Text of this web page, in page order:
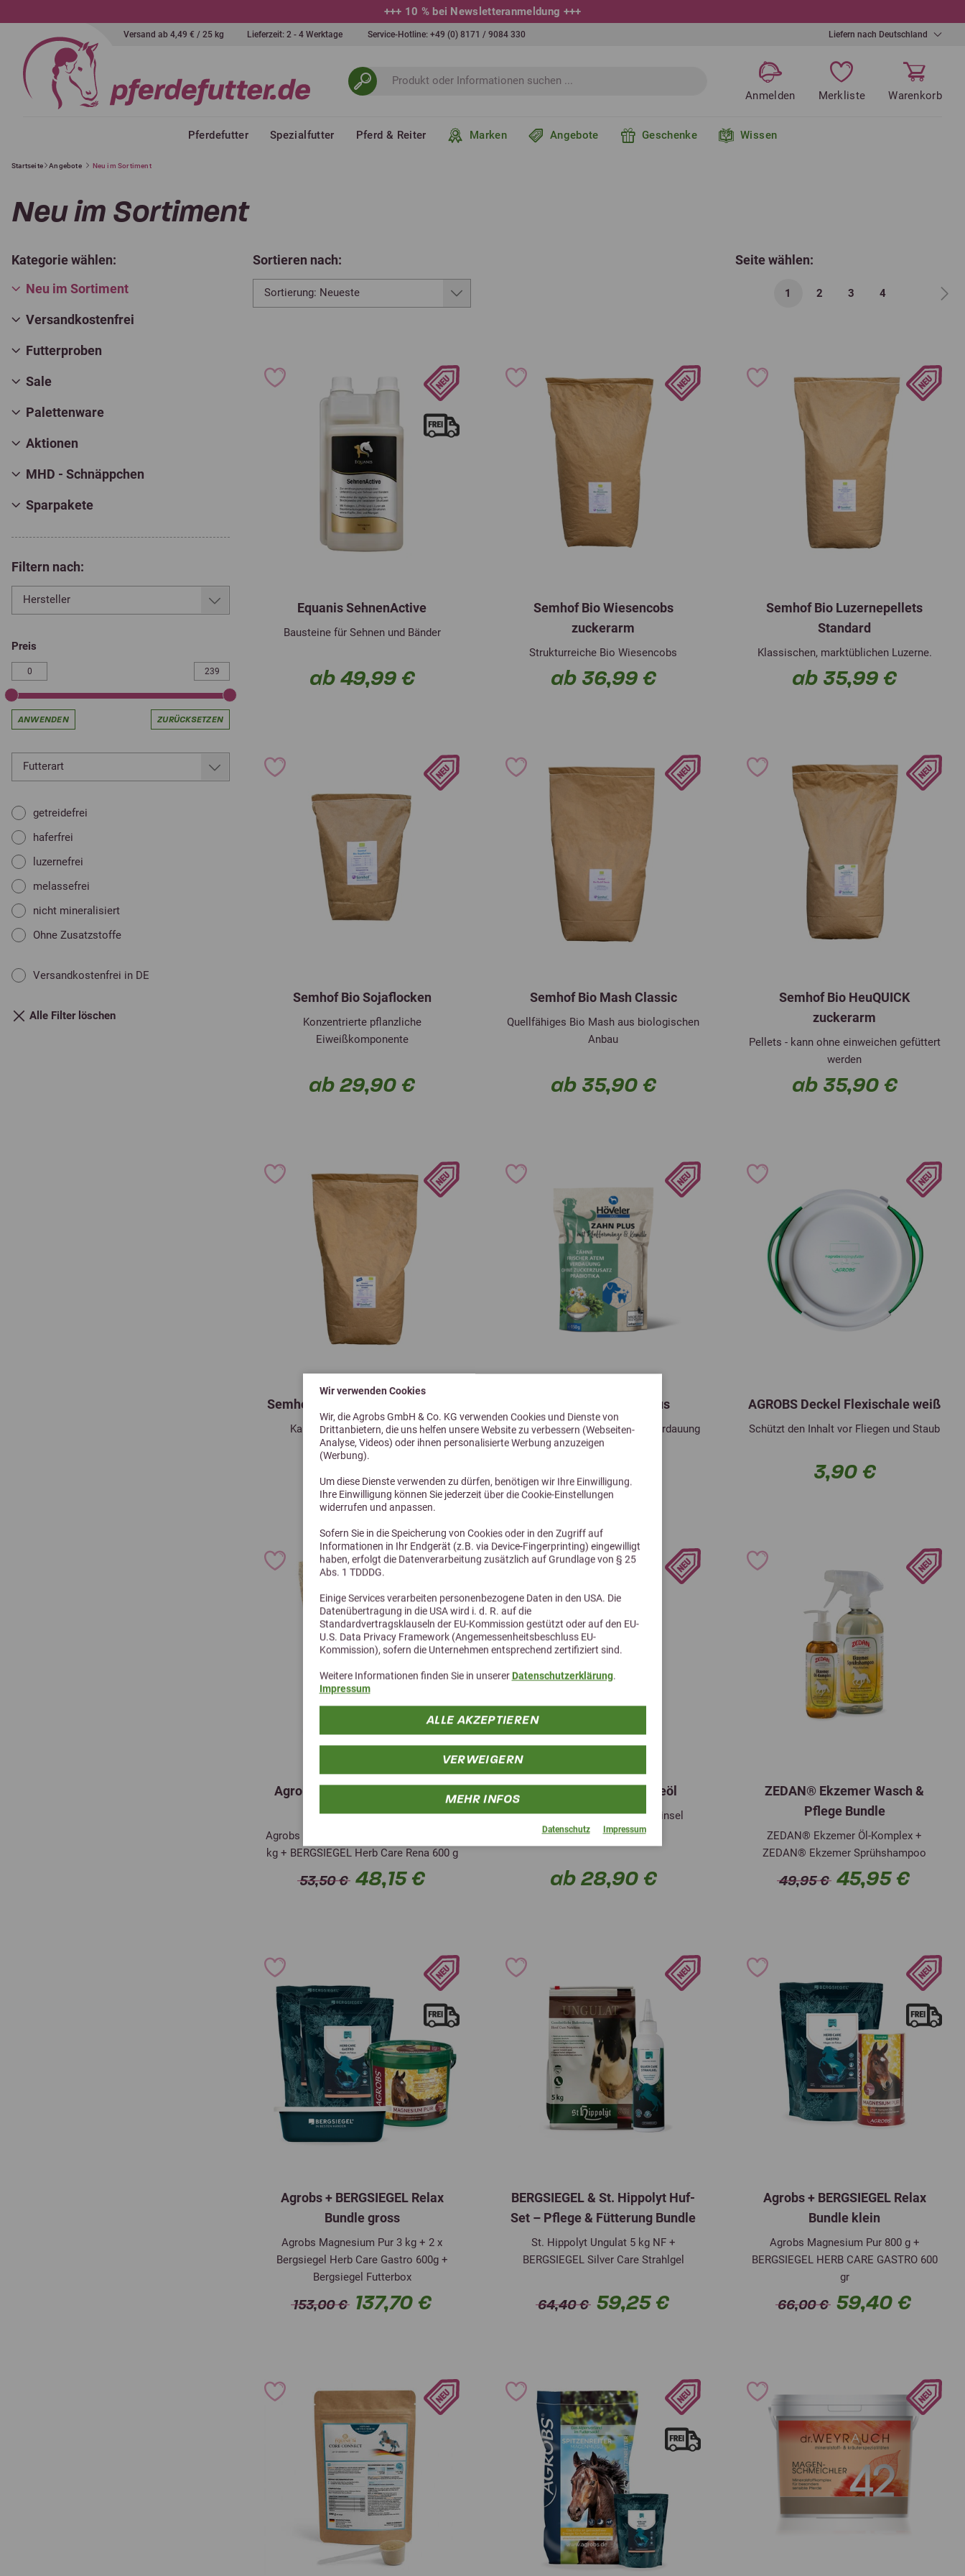
Wir verwenden Cookies
Wir, die Agrobs GmbH & Co. KG verwenden Cookies und Dienste von
Drittanbietern, die uns helfen unsere Website zu verbessern (Webseiten-
Analyse, Videos) oder ihnen personalisierte Werbung anzuzeigen
(Werbung).
Um diese Dienste verwenden zu dürfen, benötigen wir Ihre Einwilligung.
Ihre Einwilligung können Sie jederzeit über die Cookie-Einstellungen
widerrufen und anpassen.
Sofern Sie in die Speicherung von Cookies oder in den Zugriff auf
Informationen in Ihr Endgerät (z.B. via Device-Fingerprinting) eingewilligt
haben, erfolgt die Datenverarbeitung zusätzlich auf Grundlage von § 25
Abs. 1 TDDDG.
Einige Services verarbeiten personenbezogene Daten in den USA. Die
Datenübertragung in die USA wird i. d. R. auf die
Standardvertragsklauseln der EU-Kommission gestützt oder auf den EU-
U.S. Data Privacy Framework (Angemessenheitsbeschluss EU-
Kommission), sofern die Unternehmen entsprechend zertifiziert sind.
Weitere Informationen finden Sie in unserer Datenschutzerklärung.
Impressum
ALLE AKZEPTIEREN
VERWEIGERN
MEHR INFOS
Datenschutz Impressum
+++ 10 % bei Newsletteranmeldung +++
Versand ab 4,49 € / 25 kg Lieferzeit: 2 - 4 Werktage Service-Hotline: +49 (0) 8171 / 9084 330 Liefern nach Deutschland
Anmelden Merkliste Warenkorb
Pferdefutter Spezialfutter Pferd & Reiter Marken Angebote Geschenke Wissen
Startseite Angebote Neu im Sortiment
Neu im Sortiment
Kategorie wählen:
Neu im Sortiment
Versandkostenfrei
Futterproben
Sale
Palettenware
Aktionen
MHD - Schnäppchen
Sparpakete
Filtern nach:
Hersteller
Preis
ANWENDEN ZURÜCKSETZEN
Futterart
getreidefrei
haferfrei
luzernefrei
melassefrei
nicht mineralisiert
Ohne Zusatzstoffe
Versandkostenfrei in DE
Alle Filter löschen
Sortieren nach: Seite wählen:
1 2 3 4
Equanis SehnenActive
Bausteine für Sehnen und Bänder
ab 49,99 €
Semhof Bio Wiesencobs
zuckerarm
Strukturreiche Bio Wiesencobs
ab 36,99 €
Semhof Bio Luzernepellets
Standard
Klassischen, marktüblichen Luzerne.
ab 35,99 €
Semhof Bio Sojaflocken
Konzentrierte pflanzliche
Eiweißkomponente
ab 29,90 €
Semhof Bio Mash Classic
Quellfähiges Bio Mash aus biologischen
Anbau
ab 35,90 €
Semhof Bio HeuQUICK
zuckerarm
Pellets - kann ohne einweichen gefüttert
werden
ab 35,90 €
Semhof Bio LuzerneQUICK Turbo
Kann trocken gefüttert werden
ab 36,90 €
Höveler Dog Zahn Plus
Mit ausgewählten Zutaten für Verdauung
und Maulhygiene
ab 20,99 €
AGROBS Deckel Flexischale weiß
Schützt den Inhalt vor Fliegen und Staub
3,90 €
Agrobs + BERGSIEGEL Nieren-
Bundle
Agrobs Pre Alpin Protein Light Flakes 15
kg + BERGSIEGEL Herb Care Rena 600 g
53,50 € 48,15 €
Keralit Huf-Elast Pflegeöl
Hochwertiges Pflegeöl mit Pinsel
ab 28,90 €
ZEDAN® Ekzemer Wasch &
Pflege Bundle
ZEDAN® Ekzemer Öl-Komplex +
ZEDAN® Ekzemer Sprühshampoo
49,95 € 45,95 €
Agrobs + BERGSIEGEL Relax
Bundle gross
Agrobs Magnesium Pur 3 kg + 2 x
Bergsiegel Herb Care Gastro 600g +
Bergsiegel Futterbox
153,00 € 137,70 €
BERGSIEGEL & St. Hippolyt Huf-
Set – Pflege & Fütterung Bundle
St. Hippolyt Ungulat 5 kg NF +
BERGSIEGEL Silver Care Strahlgel
64,40 € 59,25 €
Agrobs + BERGSIEGEL Relax
Bundle klein
Agrobs Magnesium Pur 800 g +
BERGSIEGEL HERB CARE GASTRO 600
gr
66,00 € 59,40 €